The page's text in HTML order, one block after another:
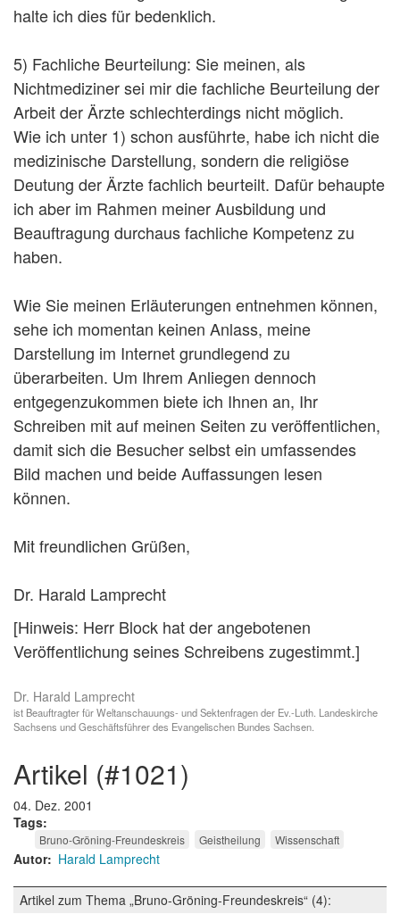
halte ich dies für bedenklich.
5) Fachliche Beurteilung: Sie meinen, als
Nichtmediziner sei mir die fachliche Beurteilung der
Arbeit der Ärzte schlechterdings nicht möglich.
Wie ich unter 1) schon ausführte, habe ich nicht die
medizinische Darstellung, sondern die religiöse
Deutung der Ärzte fachlich beurteilt. Dafür behaupte
ich aber im Rahmen meiner Ausbildung und
Beauftragung durchaus fachliche Kompetenz zu
haben.
Wie Sie meinen Erläuterungen entnehmen können,
sehe ich momentan keinen Anlass, meine
Darstellung im Internet grundlegend zu
überarbeiten. Um Ihrem Anliegen dennoch
entgegenzukommen biete ich Ihnen an, Ihr
Schreiben mit auf meinen Seiten zu veröffentlichen,
damit sich die Besucher selbst ein umfassendes
Bild machen und beide Auffassungen lesen
können.
Mit freundlichen Grüßen,
Dr. Harald Lamprecht
[Hinweis: Herr Block hat der angebotenen
Veröffentlichung seines Schreibens zugestimmt.]
Dr. Harald Lamprecht
ist Beauftragter für Weltanschauungs- und Sektenfragen der Ev.-Luth. Landeskirche
Sachsens und Geschäftsführer des Evangelischen Bundes Sachsen.
artikel (#1021)
04. Dez. 2001
Tags
Bruno-Gröning-Freundeskreis Geistheilung Wissenschaft
Autor Harald Lamprecht
Artikel zum Thema „Bruno-Gröning-Freundeskreis“ (4):